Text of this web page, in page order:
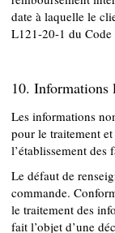
date à laquelle le
L121-20-1 du
10. Informations
Les informations
pour le traitement
l’établissement des
Le défaut de
commande.
le traitement des
fait l’objet d’une